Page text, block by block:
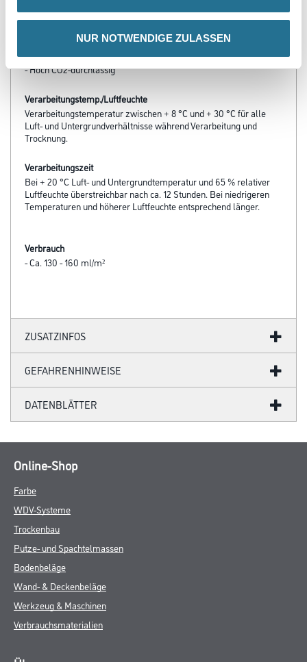
NUR NOTWENDIGE ZULASSEN
Hydrophobie
- Höchste Farbkonstanz (gem. BFS-Merkblatt 26: Klasse A)
- Super Haftkraft auch auf organischen Untergründen
- Verkieselung mit mineralischen Untergründen
- Hoch CO2-durchlässig
Verarbeitungstemp./Luftfeuchte
Verarbeitungstemperatur zwischen + 8 °C und + 30 °C für alle
Luft- und Untergrundverhältnisse während Verarbeitung und
Trocknung.
Verarbeitungszeit
Bei + 20 °C Luft- und Untergrundtemperatur und 65 % relativer
Luftfeuchte überstreichbar nach ca. 12 Stunden. Bei niedrigeren
Temperaturen und höherer Luftfeuchte entsprechend länger.
Verbrauch
- Ca. 130 - 160 ml/m²
ZUSATZINFOS
GEFAHRENHINWEISE
DATENBLÄTTER
Online-Shop
Farbe
WDV-Systeme
Trockenbau
Putze- und Spachtelmassen
Bodenbeläge
Wand- & Deckenbeläge
Werkzeug & Maschinen
Verbrauchsmaterialien